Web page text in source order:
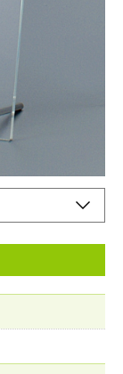
します。※スタ
置き・横置きが